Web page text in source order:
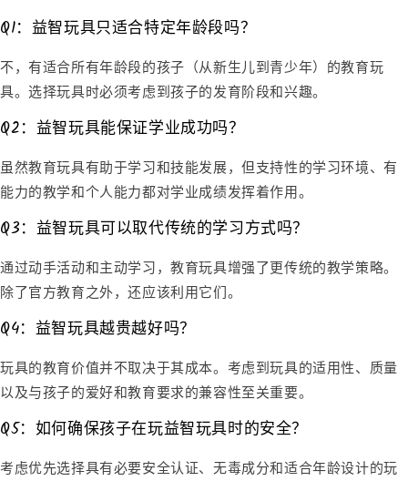
Q1：益智玩具只适合特定年龄段吗？
不，有适合所有年龄段的孩子（从新生儿到青少年）的教育玩
具。选择玩具时必须考虑到孩子的发育阶段和兴趣。
Q2：益智玩具能保证学业成功吗？
虽然教育玩具有助于学习和技能发展，但支持性的学习环境、有
能力的教学和个人能力都对学业成绩发挥着作用。
Q3：益智玩具可以取代传统的学习方式吗？
通过动手活动和主动学习，教育玩具增强了更传统的教学策略。
除了官方教育之外，还应该利用它们。
Q4：益智玩具越贵越好吗？
玩具的教育价值并不取决于其成本。考虑到玩具的适用性、质量
以及与孩子的爱好和教育要求的兼容性至关重要。
Q5：如何确保孩子在玩益智玩具时的安全？
考虑优先选择具有必要安全认证、无毒成分和适合年龄设计的玩